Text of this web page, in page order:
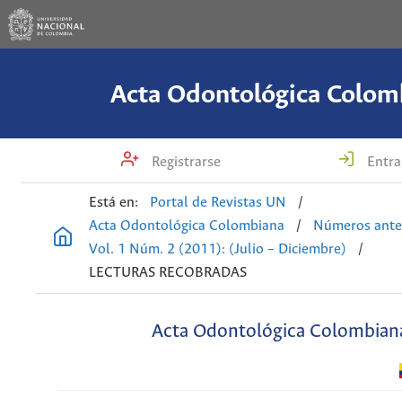
Acta Odontológica
Registrarse
Está en: Portal de Revistas UN
/
Acta Odontológica Colombiana
/
Números
Vol. 1 Núm. 2 (2011): (Julio – Diciembre)
/
LECTURAS RECOBRADAS
Acta Odontológica